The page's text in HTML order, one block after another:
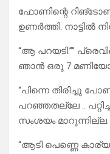
ഫോണിന്റെ
ഉണർത്തി.
“ആ പറയടി.””
ഞാൻ ഒരു 7
“പിന്നെ തിരിച്ചു
പറഞ്ഞതല്ലേ ..
സംശയം മാറുന്നില്ല.
“ആടി പെണ്ണെ